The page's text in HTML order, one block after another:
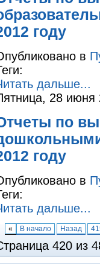
году
в
дальше...
28 июня
по
году
в
дальше...
« В начало Назад
420 из